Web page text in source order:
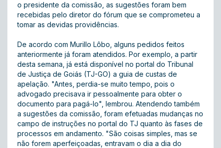
o presidente da comissão, as sugestões foram bem
recebidas pelo diretor do fórum que se comprometeu a
tomar as devidas providências.
De acordo com Murillo Lôbo, alguns pedidos feitos
anteriormente já foram atendidos. Por exemplo, a partir
desta semana, já está disponível no portal do Tribunal
de Justiça de Goiás (TJ-GO) a guia de custas de
apelação. "Antes, perdia-se muito tempo, pois o
advogado precisava ir pessoalmente para obter o
documento para pagá-lo", lembrou. Atendendo também
a sugestões da comissão, foram efetuadas mudanças no
campo de instruções no portal do TJ quanto às fases de
processos em andamento. "São coisas simples, mas se
não forem aperfeiçoadas, entravam o dia a dia do